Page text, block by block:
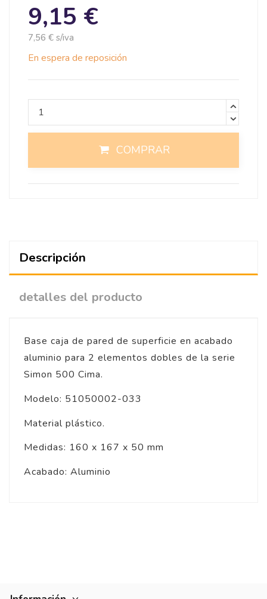
9,15 €
7,56 € s/iva
En espera de reposición
COMPRAR
Descripción
detalles del producto
Base caja de pared de superficie en acabado
aluminio para 2 elementos dobles de la serie
Simon 500 Cima.
Modelo: 51050002-033
Material plástico.
Medidas: 160 x 167 x 50 mm
Acabado: Aluminio